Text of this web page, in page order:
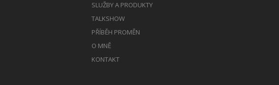
SLUŽBY A PRODUKTY
TALKSHOW
PŘÍBĚH PROMĚN
O MNĚ
KONTAKT